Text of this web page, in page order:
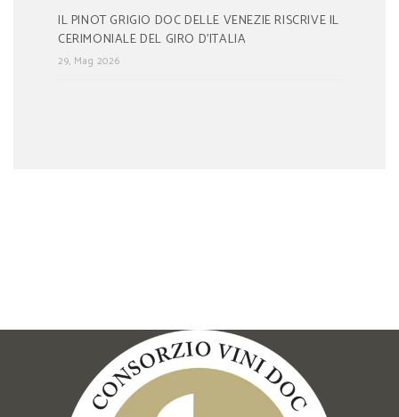
IL PINOT GRIGIO DOC DELLE VENEZIE RISCRIVE IL
CERIMONIALE DEL GIRO D’ITALIA
29, Mag 2026